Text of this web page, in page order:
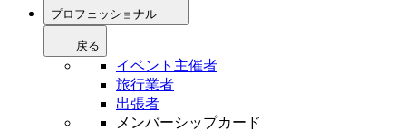
プロフェッショナル
戻る
イベント主催者
旅行業者
出張者
メンバーシップカード